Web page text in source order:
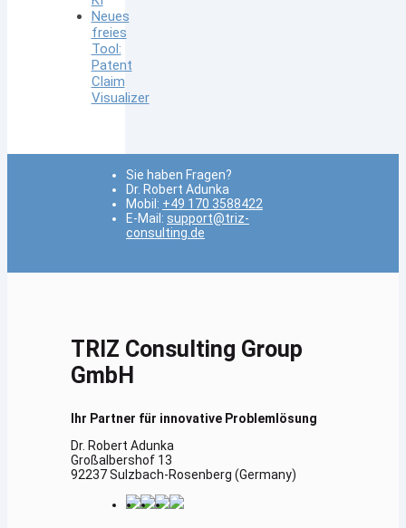
Neues
freies
Tool:
Patent
Claim
Visualizer
Sie haben Fragen?
Dr. Robert Adunka
Mobil: +49 170 3588422
E-Mail: support@triz-
consulting.de
TRIZ Consulting Group
GmbH
Ihr Partner für innovative Problemlösung
Dr. Robert Adunka
Großalbershof 13
92237 Sulzbach-Rosenberg (Germany)